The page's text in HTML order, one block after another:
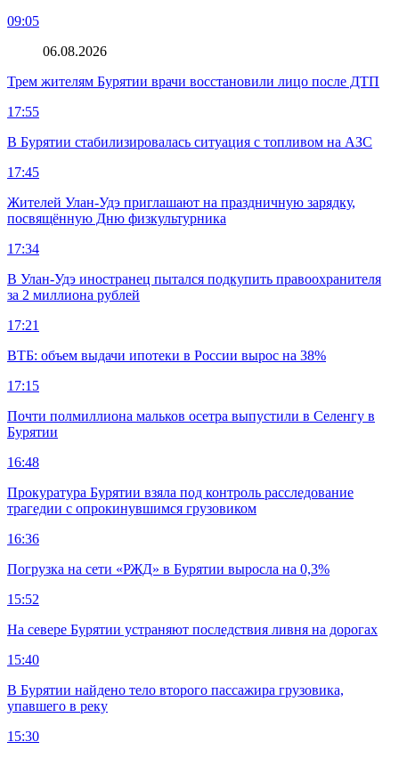
09:05
06.08.2026
Трем жителям Бурятии врачи восстановили лицо после ДТП
17:55
В Бурятии стабилизировалась ситуация с топливом на АЗС
17:45
Жителей Улан-Удэ приглашают на праздничную зарядку,
посвящённую Дню физкультурника
17:34
В Улан-Удэ иностранец пытался подкупить правоохранителя
за 2 миллиона рублей
17:21
ВТБ: объем выдачи ипотеки в России вырос на 38%
17:15
Почти полмиллиона мальков осетра выпустили в Селенгу в
Бурятии
16:48
Прокуратура Бурятии взяла под контроль расследование
трагедии с опрокинувшимся грузовиком
16:36
Погрузка на сети «РЖД» в Бурятии выросла на 0,3%
15:52
На севере Бурятии устраняют последствия ливня на дорогах
15:40
В Бурятии найдено тело второго пассажира грузовика,
упавшего в реку
15:30